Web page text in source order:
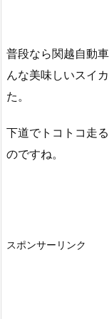
普段なら関越自動
んな美味しいスイ
た。
下道でトコトコ走
のですね。
スポンサーリンク